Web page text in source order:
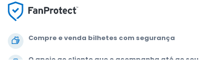
Compre e venda bilhetes com segurança
O apoio ao cliente que o acompanha até ao seu